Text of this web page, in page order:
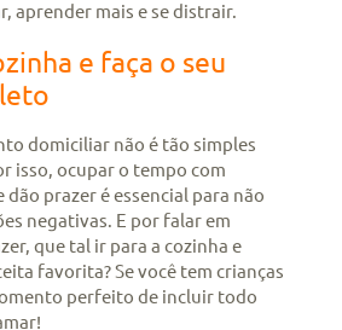
aprender mais e se distrair.
e faça o seu
domiciliar não é tão simples
isso, ocupar o tempo com
prazer é essencial para não
negativas. E por falar em
que tal ir para a cozinha e
favorita? Se você tem crianças
perfeito de incluir todo